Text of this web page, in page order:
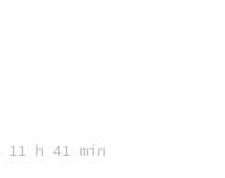
11 h 41 min